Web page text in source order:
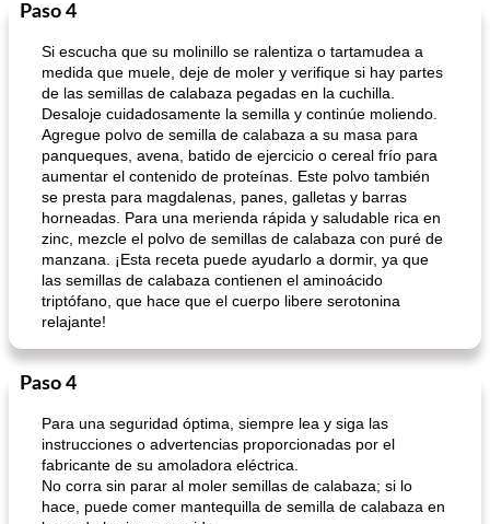
Paso 4
Si escucha que su molinillo se ralentiza o tartamudea a
medida que muele, deje de moler y verifique si hay partes
de las semillas de calabaza pegadas en la cuchilla.
Desaloje cuidadosamente la semilla y continúe moliendo.
Agregue polvo de semilla de calabaza a su masa para
panqueques, avena, batido de ejercicio o cereal frío para
aumentar el contenido de proteínas. Este polvo también
se presta para magdalenas, panes, galletas y barras
horneadas. Para una merienda rápida y saludable rica en
zinc, mezcle el polvo de semillas de calabaza con puré de
manzana. ¡Esta receta puede ayudarlo a dormir, ya que
las semillas de calabaza contienen el aminoácido
triptófano, que hace que el cuerpo libere serotonina
relajante!
Paso 4
Para una seguridad óptima, siempre lea y siga las
instrucciones o advertencias proporcionadas por el
fabricante de su amoladora eléctrica.
No corra sin parar al moler semillas de calabaza; si lo
hace, puede comer mantequilla de semilla de calabaza en